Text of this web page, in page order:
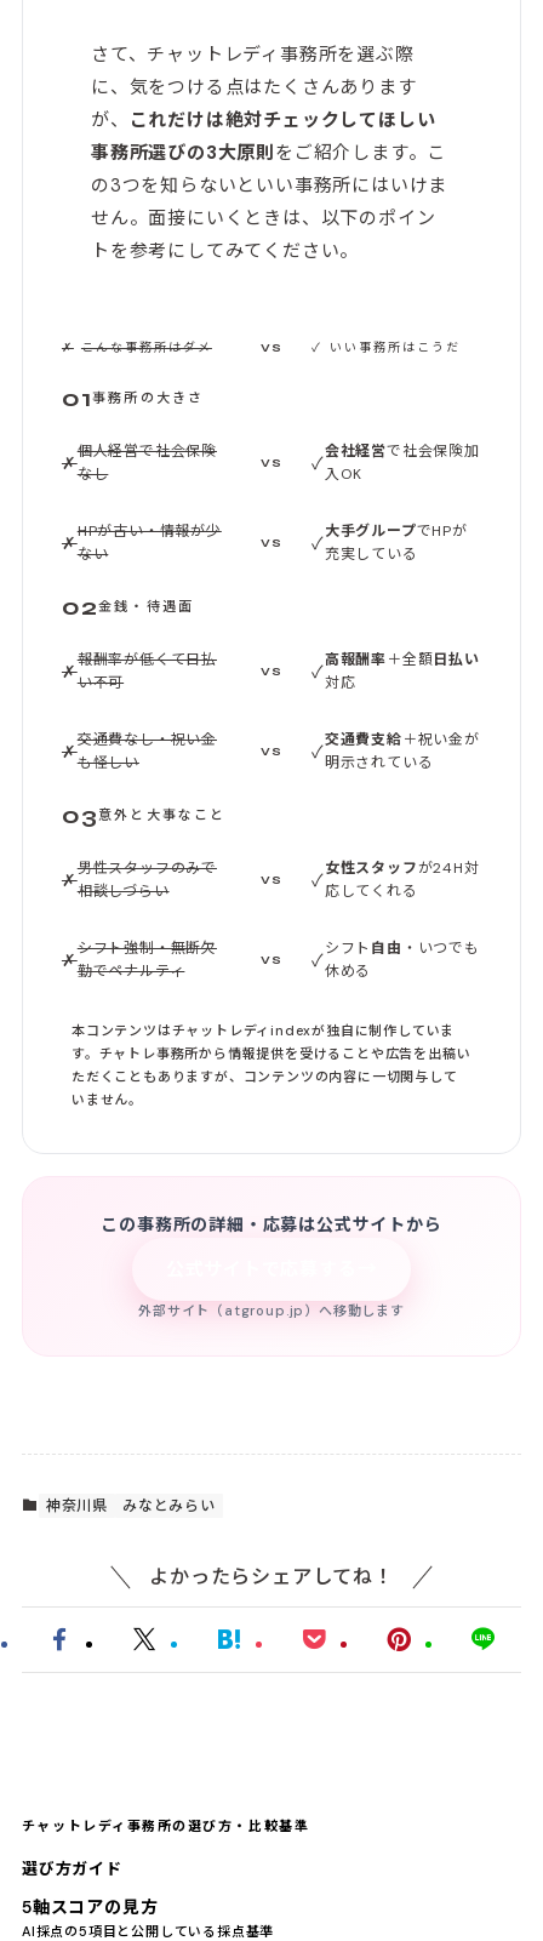
さて、チャットレディ事務所を選ぶ際
に、気をつける点はたくさんあります
が、
これだけは絶対チェックしてほしい
事務所選びの3大原則をご紹介します。こ
の3つを知らないといい事務所にはいけま
せん。面接にいくときは、以下のポイン
トを参考にしてみてください。
✗ こんな事務所はダメ VS ✓ いい事務所はこうだ
01事務所の大きさ
✗
個人経営で社会保険
なし
VS ✓
会社経営で社会保険加
入OK
✗
HPが古い・情報が少
ない
VS ✓
大手グループでHPが
充実している
02金銭・待遇面
✗
報酬率が低くて日払
い不可
VS ✓
高報酬率＋全額日払い
対応
✗
交通費なし・祝い金
も怪しい
VS ✓
交通費支給＋祝い金が
明示されている
03 意外と大事なこと
✗
男性スタッフのみで
相談しづらい
VS ✓
女性スタッフが24H対
応してくれる
✗
シフト強制・無断欠
勤でペナルティ
VS ✓
シフト 自由 ・いつでも
休める
本コンテンツはチャットレディindexが独自に制作していま
す。チャトレ事務所から情報提供を受けることや広告を出稿い
ただくこともありますが、コンテンツの内容に一切関与して
いません。
この事務所の詳細・応募は公式サイトから
外部サイト（atgroup.jp）へ移動します
神奈川県 みなとみらい
よかったらシェアしてね！
チャットレディ事務所の選び方・比較基準
選び方ガイド
5軸スコアの見方
AI採点の5項目と公開している採点基準